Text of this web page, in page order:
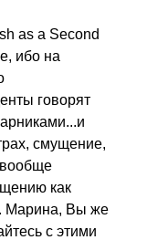
as a Second
ибо на
говорят
смущение,
как
Марина, Вы же
с этими